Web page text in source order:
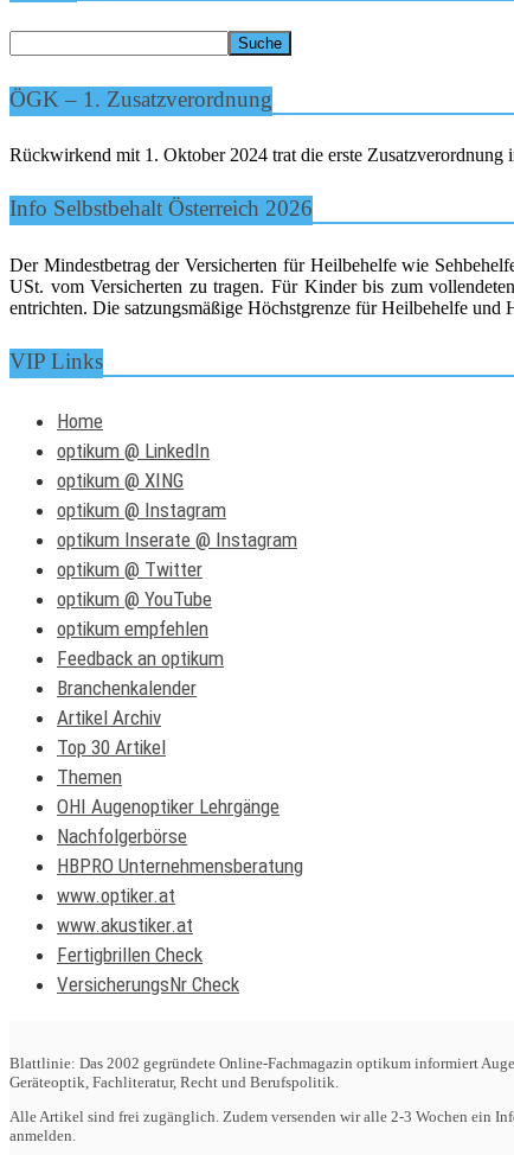
ÖGK – 1. Zusatzverordnung
Rückwirkend mit 1. Oktober 2024 trat die erste
Info Selbstbehalt Österreich 2026
Der Mindestbetrag der Versicherten für Heilbehelfe wie
USt. vom Versicherten zu tragen. Für Kinder bis zum
entrichten. Die satzungsmäßige Höchstgrenze für Heilbehelfe und
VIP Links
Home
optikum @ LinkedIn
optikum @ XING
optikum @ Instagram
optikum Inserate @ Instagram
optikum @ Twitter
optikum @ YouTube
optikum empfehlen
Feedback an optikum
Branchenkalender
Artikel Archiv
Top 30 Artikel
Themen
OHI Augenoptiker Lehrgänge
Nachfolgerbörse
HBPRO Unternehmensberatung
www.optiker.at
www.akustiker.at
Fertigbrillen Check
VersicherungsNr Check
Blattlinie: Das 2002 gegründete Online-Fachmagazin optikum informiert
Geräteoptik, Fachliteratur, Recht und Berufspolitik.
Alle Artikel sind frei zugänglich. Zudem versenden wir alle 2-3 Wochen ein
anmelden.